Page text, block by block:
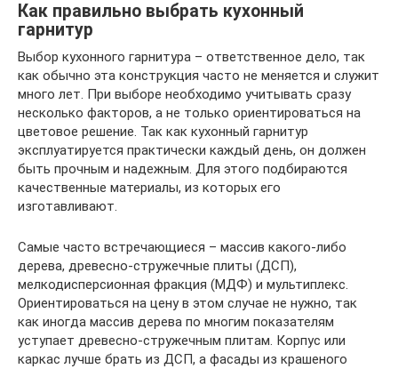
Как правильно выбрать кухонный
гарнитур
Выбор кухонного гарнитура – ответственное дело, так
как обычно эта конструкция часто не меняется и служит
много лет. При выборе необходимо учитывать сразу
несколько факторов, а не только ориентироваться на
цветовое решение. Так как кухонный гарнитур
эксплуатируется практически каждый день, он должен
быть прочным и надежным. Для этого подбираются
качественные материалы, из которых его
изготавливают.
Самые часто встречающиеся – массив какого-либо
дерева, древесно-стружечные плиты (ДСП),
мелкодисперсионная фракция (МДФ) и мультиплекс.
Ориентироваться на цену в этом случае не нужно, так
как иногда массив дерева по многим показателям
уступает древесно-стружечным плитам. Корпус или
каркас лучше брать из ДСП, а фасады из крашеного